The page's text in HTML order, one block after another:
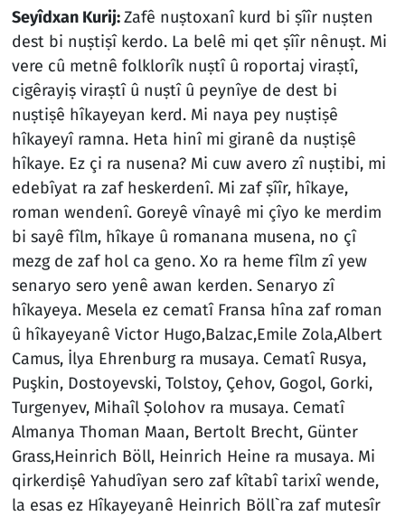
Seyîdxan Kurij:Zafê nuṣtoxanî kurd bi ṣîîr nuṣten
dest bi nuṣtiṣî kerdo. La belê mi qet ṣîîr nênuṣt. Mi
vere cû metnê folklorîk nuṣtî û roportaj viraṣtî,
cigêrayiṣ viraṣtî û nuṣtî û peynîye de dest bi
nuṣtiṣê hîkayeyan kerd. Mi naya pey nuṣtiṣê
hîkayeyî ramna. Heta hinî mi giranê da nuṣtiṣê
hîkaye. Ez çi ra nusena? Mi cuw avero zî nuṣtibi, mi
edebîyat ra zaf heskerdenî. Mi zaf ṣîîr, hîkaye,
roman wendenî. Goreyê vînayê mi çîyo ke merdim
bi sayê fîlm, hîkaye û romanana musena, no çî
mezg de zaf hol ca geno. Xo ra heme fîlm zî yew
senaryo sero yenê awan kerden. Senaryo zî
hîkayeya. Mesela ez cematî Fransa hîna zaf roman
û hîkayeyanê Victor Hugo,Balzac,Emile Zola,Albert
Camus, İlya Ehrenburg ra musaya. Cematî Rusya,
Puşkin, Dostoyevski, Tolstoy, Çehov, Gogol, Gorki,
Turgenyev, Mihaîl Ṣolohov ra musaya. Cematî
Almanya Thoman Maan, Bertolt Brecht, Günter
Grass,Heinrich Böll, Heinrich Heine ra musaya. Mi
qirkerdiṣê Yahudîyan sero zaf kîtabî tarixî wende,
la esas ez Hîkayeyanê Heinrich Böll`ra zaf mutesîr